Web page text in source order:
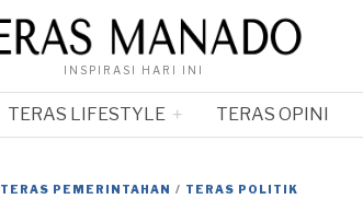
INSPIRASI HARI INI
TERAS LIFESTYLE TERAS OPINI
TERAS PEMERINTAHAN / TERAS POLITIK